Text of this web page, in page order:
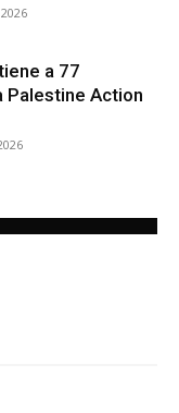
a 77
Palestine Action